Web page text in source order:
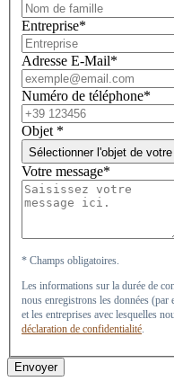
Entreprise*
Adresse E-Mail*
Numéro de téléphone*
Objet *
Sélectionner l'objet de
Votre message*
* Champs obligatoires.
Les informations sur la durée de
nous enregistrons les données
et les entreprises avec lesquelles
déclaration de confidentialité.
Envoyer